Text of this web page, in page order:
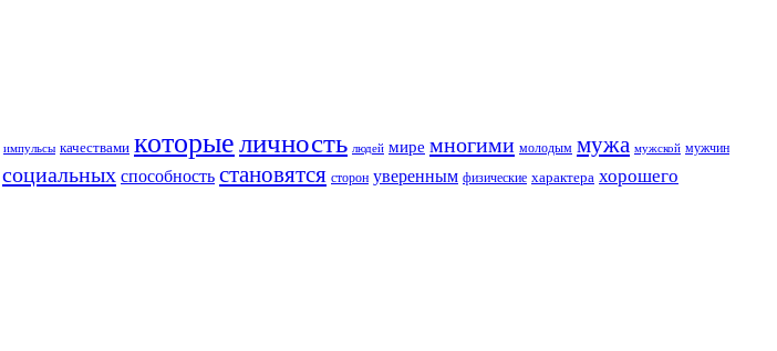
импульсы качествами которыеличность людей мире многими молодым мужа мужской мужчин
социальных способность становятся сторон уверенным физические характера хорошего